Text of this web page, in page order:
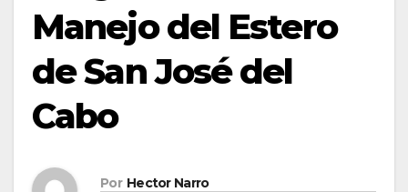
Manejo del Estero
de San José del
Cabo
Por Hector Narro